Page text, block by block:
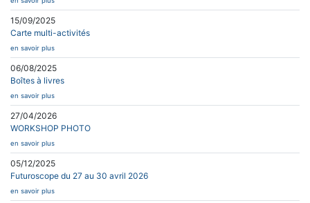
15/09/2025
Carte multi-activités
en savoir plus
06/08/2025
Boîtes à livres
en savoir plus
27/04/2026
WORKSHOP PHOTO
en savoir plus
05/12/2025
Futuroscope du 27 au 30 avril 2026
en savoir plus